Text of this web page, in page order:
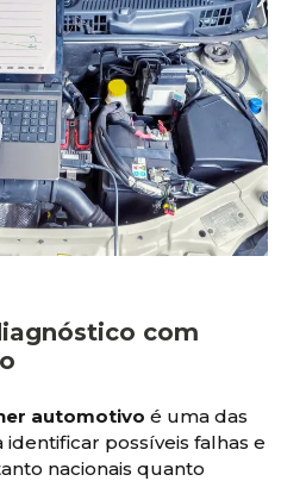
com
automotivo é uma das
possíveis falhas e
nacionais quanto